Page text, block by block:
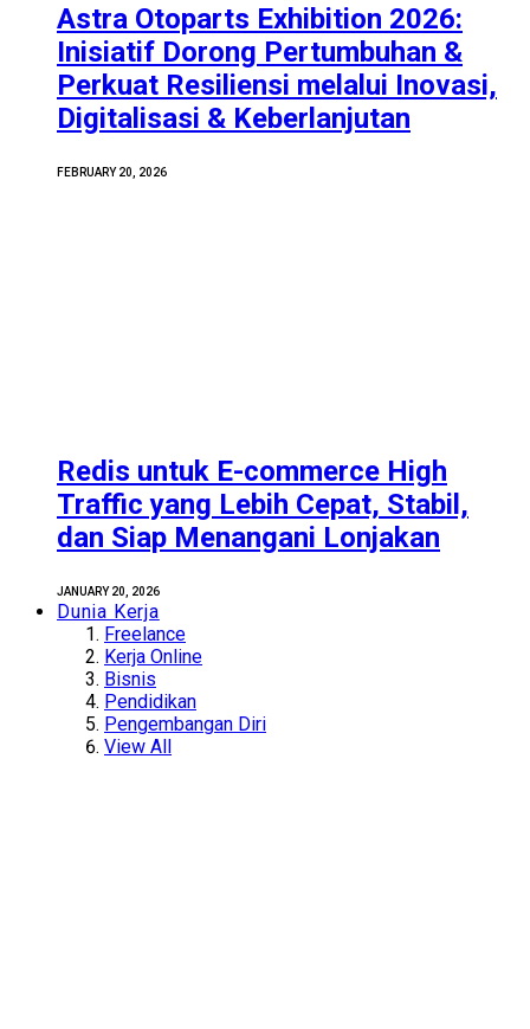
Astra Otoparts Exhibition 2026:
Inisiatif Dorong Pertumbuhan &
Perkuat Resiliensi melalui Inovasi,
Digitalisasi & Keberlanjutan
FEBRUARY 20, 2026
Redis untuk E-commerce High
Traffic yang Lebih Cepat, Stabil,
dan Siap Menangani Lonjakan
JANUARY 20, 2026
Dunia Kerja
Freelance
Kerja Online
Bisnis
Pendidikan
Pengembangan Diri
View All